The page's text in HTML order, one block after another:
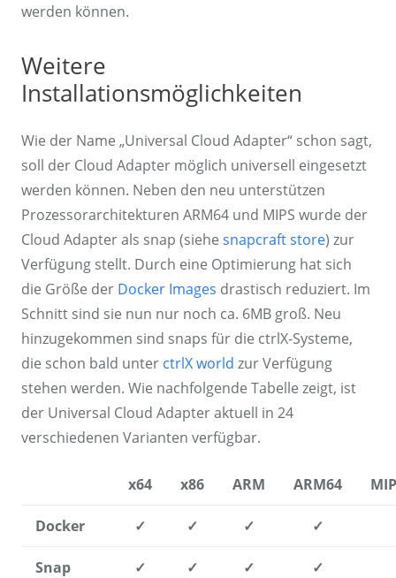
werden können.
Weitere
Installationsmöglichkeiten
Wie der Name „Universal Cloud Adapter“ schon sagt,
soll der Cloud Adapter möglich universell eingesetzt
werden können. Neben den neu unterstützen
Prozessorarchitekturen ARM64 und MIPS wurde der
Cloud Adapter als snap (siehe snapcraft store) zur
Verfügung stellt. Durch eine Optimierung hat sich
die Größe der Docker Images drastisch reduziert. Im
Schnitt sind sie nun nur noch ca. 6MB groß. Neu
hinzugekommen sind snaps für die ctrlX-Systeme,
die schon bald unter ctrlX world zur Verfügung
stehen werden. Wie nachfolgende Tabelle zeigt, ist
der Universal Cloud Adapter aktuell in 24
verschiedenen Varianten verfügbar.
x64 x86 ARM ARM64
Docker ✓ ✓ ✓ ✓
Snap ✓ ✓ ✓ ✓